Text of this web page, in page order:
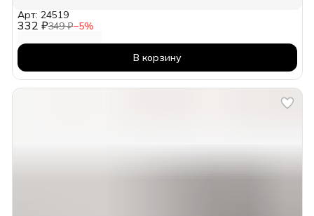
332 ₽349 ₽−5%
Арт: 24519
В корзину